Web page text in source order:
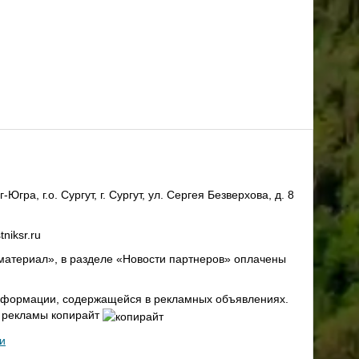
г.о. Сургут, г. Сургут, ул. Сергея Безверхова, д. 8
в разделе «Новости партнеров» оплачены
содержащейся в рекламных объявлениях.
копирайт